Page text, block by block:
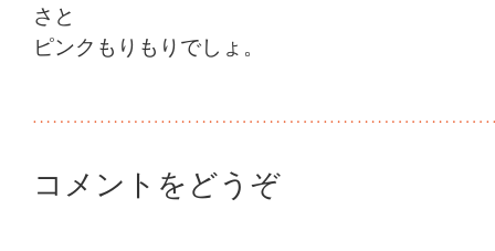
さと
ピンクもりもりでしょ。
コメントをどうぞ